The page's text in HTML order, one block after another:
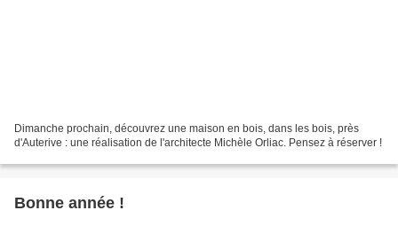
Dimanche prochain, découvrez une maison en bois, dans les bois, près
d'Auterive : une réalisation de l'architecte Michèle Orliac. Pensez à réserver !
Bonne année !